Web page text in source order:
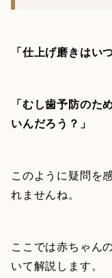
「仕上げ磨きはい
「むし歯予防のた
いんだろう？」
このように疑問を
れませんね。
ここでは赤ちゃん
いて解説します。